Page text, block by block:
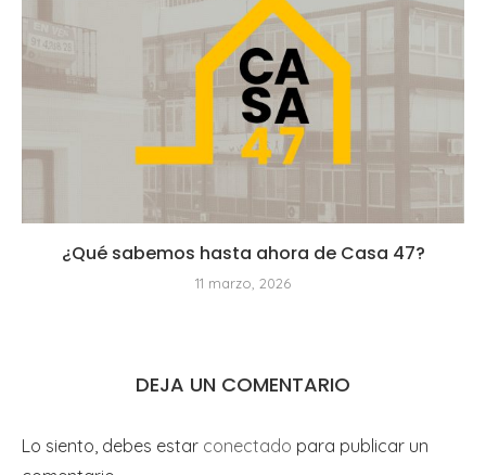
¿Qué sabemos hasta ahora de Casa 47?
11 marzo, 2026
DEJA UN COMENTARIO
Lo siento, debes estar conectado para publicar un